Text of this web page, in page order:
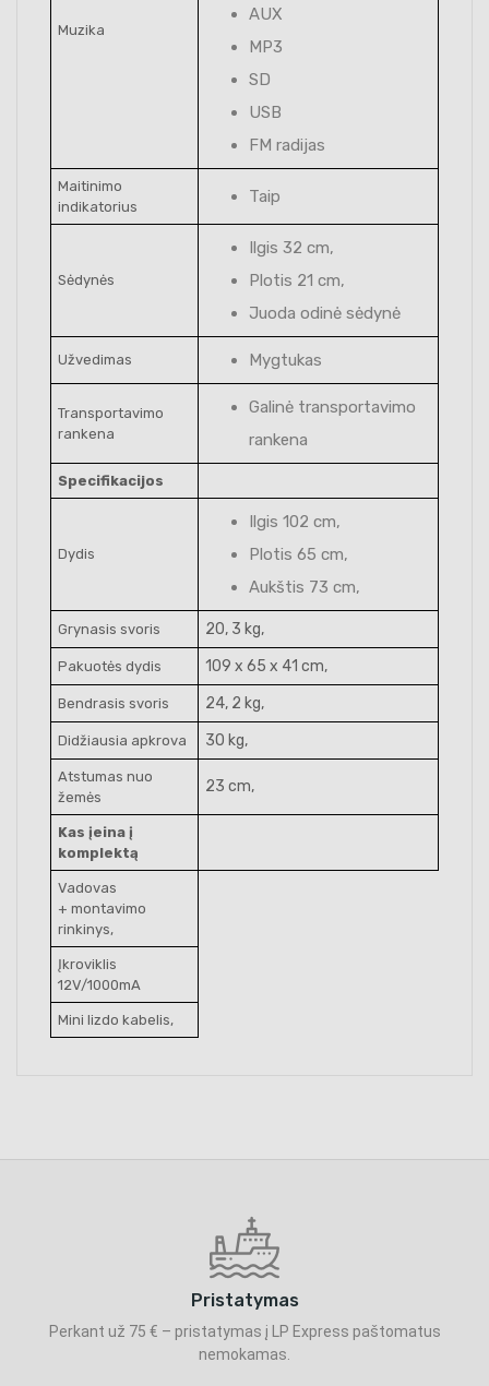
Muzika
AUX
MP3
SD
USB
FM radijas
Maitinimo
indikatorius
Taip
Sėdynės
Ilgis 32 cm,
Plotis 21 cm,
Juoda odinė sėdynė
Užvedimas Mygtukas
Transportavimo
rankena
Galinė transportavimo
rankena
Specifikacijos
Dydis
Ilgis 102 cm,
Plotis 65 cm,
Aukštis 73 cm,
Grynasis svoris 20, 3 kg,
Pakuotės dydis 109 x 65 x 41 cm,
Bendrasis svoris 24, 2 kg,
Didžiausia apkrova 30 kg,
Atstumas nuo
žemės
23 cm,
Kas įeina į
komplektą
Vadovas
+ montavimo
rinkinys,
Įkroviklis
12V/1000mA
Mini lizdo kabelis,
Pristatymas
Perkant už 75 € – pristatymas į LP Express paštomatus
nemokamas.